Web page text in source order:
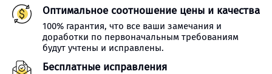
Оптимальное соотношение цены и качества
100% гарантия, что все ваши замечания и
доработки по первоначальным требованиям
будут учтены и исправлены.
Бесплатные исправления